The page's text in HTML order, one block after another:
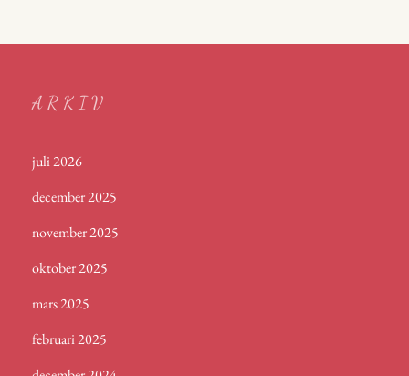
ARKIV
juli 2026
december 2025
november 2025
oktober 2025
mars 2025
februari 2025